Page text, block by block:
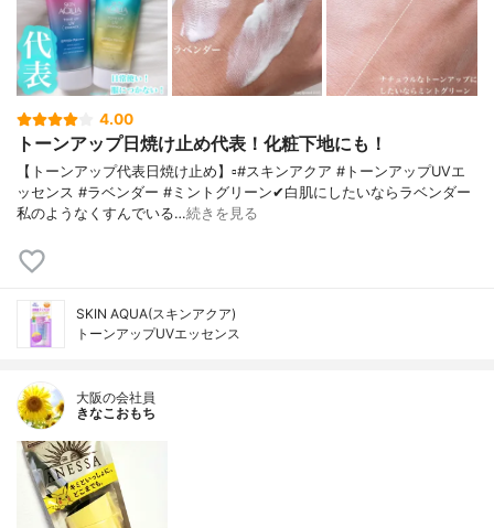
4.00
トーンアップ日焼け止め代表！化粧下地にも！
【トーンアップ代表日焼け止め】▫️#スキンアクア #トーンアップUVエ
ッセンス #ラベンダー #ミントグリーン✔白肌にしたいならラベンダー
私のようなくすんでいる…続きを見る
SKIN AQUA(スキンアクア)
トーンアップUVエッセンス
大阪の会社員
きなこおもち